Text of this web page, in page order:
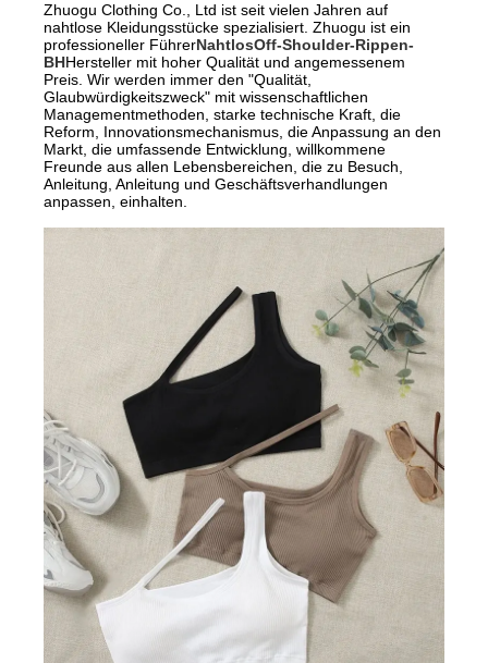
Zhuogu Clothing Co., Ltd ist seit vielen Jahren auf
nahtlose Kleidungsstücke spezialisiert. Zhuogu ist ein
professioneller FührerNahtlosOff-Shoulder-Rippen-
BHHersteller mit hoher Qualität und angemessenem
Preis. Wir werden immer den "Qualität,
Glaubwürdigkeitszweck" mit wissenschaftlichen
Managementmethoden, starke technische Kraft, die
Reform, Innovationsmechanismus, die Anpassung an den
Markt, die umfassende Entwicklung, willkommene
Freunde aus allen Lebensbereichen, die zu Besuch,
Anleitung, Anleitung und Geschäftsverhandlungen
anpassen, einhalten.